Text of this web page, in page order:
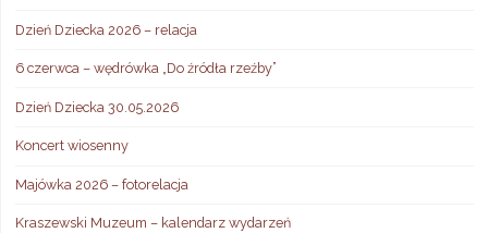
Dzień Dziecka 2026 – relacja
6 czerwca – wędrówka „Do źródła rzeźby”
Dzień Dziecka 30.05.2026
Koncert wiosenny
Majówka 2026 – fotorelacja
Kraszewski Muzeum – kalendarz wydarzeń